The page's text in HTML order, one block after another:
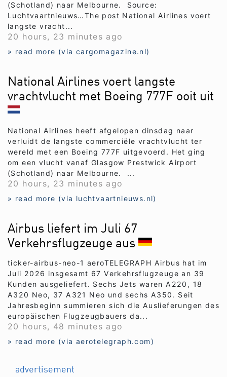
(Schotland) naar Melbourne. Source:
Luchtvaartnieuws…The post National Airlines voert
langste vracht...
20 hours, 23 minutes ago
» read more (via cargomagazine.nl)
National Airlines voert langste
vrachtvlucht met Boeing 777F ooit uit
National Airlines heeft afgelopen dinsdag naar
verluidt de langste commerciële vrachtvlucht ter
wereld met een Boeing 777F uitgevoerd. Het ging
om een vlucht vanaf Glasgow Prestwick Airport
(Schotland) naar Melbourne. ...
20 hours, 23 minutes ago
» read more (via luchtvaartnieuws.nl)
Airbus liefert im Juli 67
Verkehrsflugzeuge aus
ticker-airbus-neo-1 aeroTELEGRAPH Airbus hat im
Juli 2026 insgesamt 67 Verkehrsflugzeuge an 39
Kunden ausgeliefert. Sechs Jets waren A220, 18
A320 Neo, 37 A321 Neo und sechs A350. Seit
Jahresbeginn summieren sich die Auslieferungen des
europäischen Flugzeugbauers da...
20 hours, 48 minutes ago
» read more (via aerotelegraph.com)
advertisement